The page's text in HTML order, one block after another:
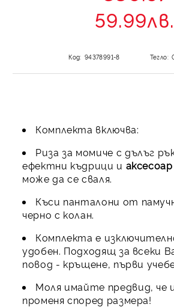
59.99лв.
Код: 94378991-8 Тегло:
Комплекта включва:
Риза за момиче с дълъг
ефектни къдрици и
може да се сваля.
Къси панталони от
черно с колан.
Комплекта е
удобен. Подходящ за всеки
повод - кръщене, първи
Моля имайте предвид, че
променя според размера!